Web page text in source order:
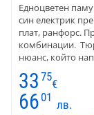
Едноцветен
син електрик
плат, ранфорс.
комбинации.
нюанс, който
модерни или
33 75
€
66 01
лв.